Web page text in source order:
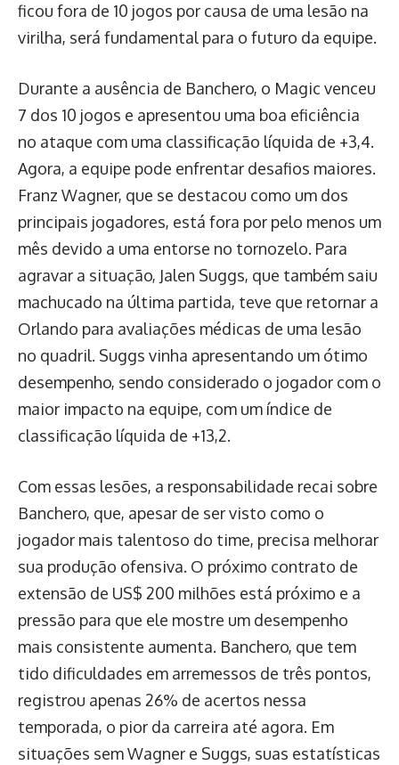
ficou fora de 10 jogos por causa de uma lesão na
virilha, será fundamental para o futuro da equipe.
Durante a ausência de Banchero, o Magic venceu
7 dos 10 jogos e apresentou uma boa eficiência
no ataque com uma classificação líquida de +3,4.
Agora, a equipe pode enfrentar desafios maiores.
Franz Wagner, que se destacou como um dos
principais jogadores, está fora por pelo menos um
mês devido a uma entorse no tornozelo. Para
agravar a situação, Jalen Suggs, que também saiu
machucado na última partida, teve que retornar a
Orlando para avaliações médicas de uma lesão
no quadril. Suggs vinha apresentando um ótimo
desempenho, sendo considerado o jogador com o
maior impacto na equipe, com um índice de
classificação líquida de +13,2.
Com essas lesões, a responsabilidade recai sobre
Banchero, que, apesar de ser visto como o
jogador mais talentoso do time, precisa melhorar
sua produção ofensiva. O próximo contrato de
extensão de US$ 200 milhões está próximo e a
pressão para que ele mostre um desempenho
mais consistente aumenta. Banchero, que tem
tido dificuldades em arremessos de três pontos,
registrou apenas 26% de acertos nessa
temporada, o pior da carreira até agora. Em
situações sem Wagner e Suggs, suas estatísticas